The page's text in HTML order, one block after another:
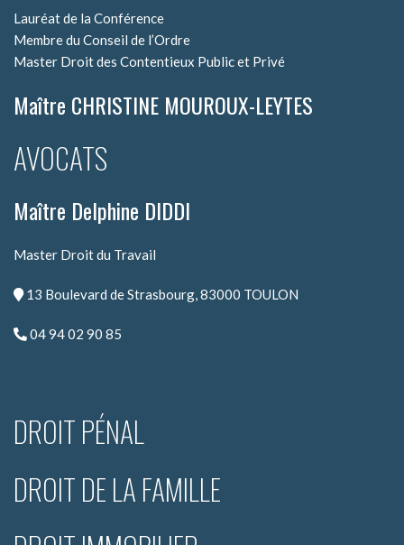
Lauréat de la Conférence
Membre du Conseil de l’Ordre
Master Droit des Contentieux Public et Privé
Maître CHRISTINE MOUROUX-LEYTES
AVOCATS
Maître Delphine DIDDI
Master Droit du Travail
13 Boulevard de Strasbourg, 83000 TOULON
04 94 02 90 85
DROIT PÉNAL
DROIT DE LA FAMILLE